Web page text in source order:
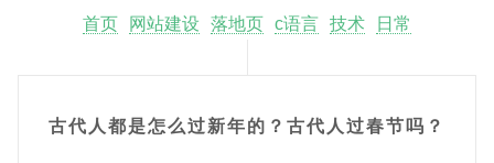
首页 网站建设 落地页 c语言 技术 日常
古代人都是怎么过新年的？古代人过春节吗？